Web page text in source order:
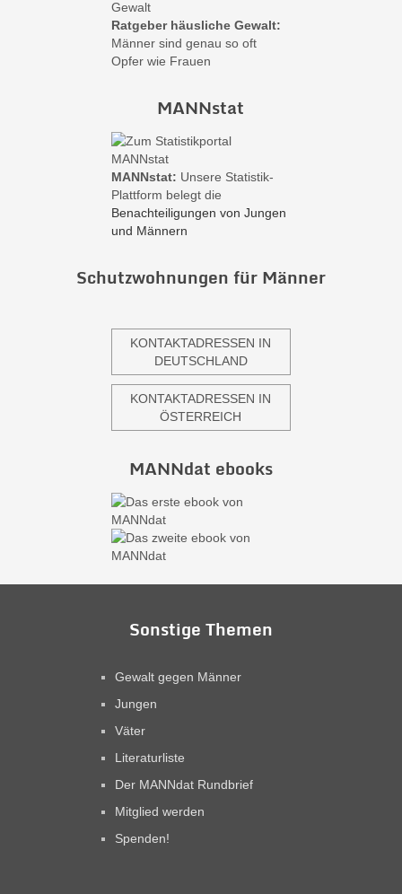
Ratgeber häusliche Gewalt:
Männer sind genau so oft
Opfer wie Frauen
MANNstat
MANNstat: Unsere Statistik-
Plattform belegt die
Benachteiligungen von Jungen
und Männern
Schutzwohnungen für Männer
KONTAKTADRESSEN IN
DEUTSCHLAND
KONTAKTADRESSEN IN
ÖSTERREICH
MANNdat ebooks
Sonstige Themen
Gewalt gegen Männer
Jungen
Väter
Literaturliste
Der MANNdat Rundbrief
Mitglied werden
Spenden!